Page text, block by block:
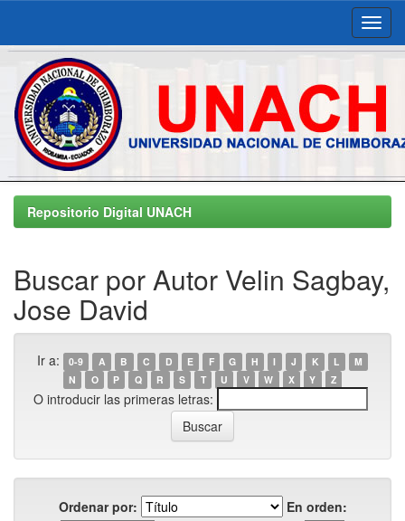
Skip
navigationRepositorio Digital UNACH
Buscar por Autor Velin Sagbay,
Jose David
Ir a: 0-9 A B C D E F G H I J K L
M
N
O P Q R S T U V W X Y Z
O introducir las primeras letras:
Ordenar por:
En orden: